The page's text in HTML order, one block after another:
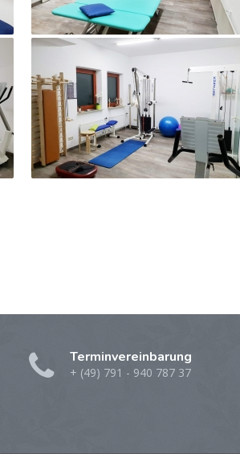
Terminvereinbarung
+ (49) 791 - 940 787 37